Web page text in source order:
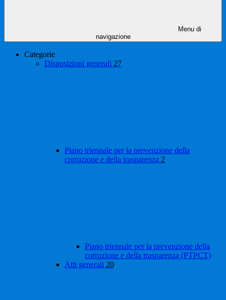
Menu di
navigazione
Categorie
Disposizioni generali 27
Piano triennale per la prevenzione della
corruzione e della trasparenza 2
Piano triennale per la prevenzione della
corruzione e della trasparenza (PTPCT)
Atti generali 20